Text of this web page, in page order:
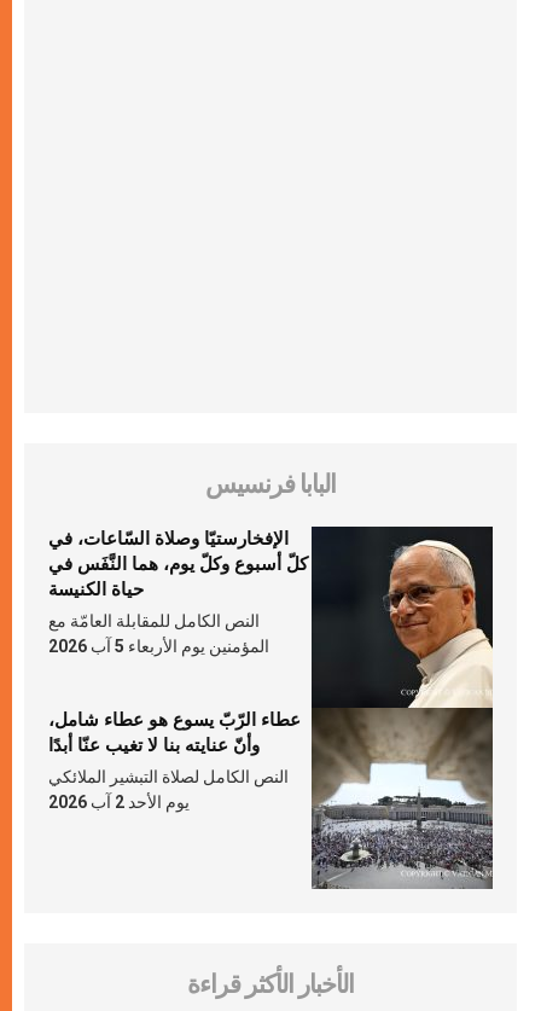
البابا فرنسيس
الإفخارستيّا وصلاة السّاعات، في
كلّ أسبوع وكلّ يوم، هما النَّفَس في
حياة الكنيسة
النص الكامل للمقابلة العامّة مع
المؤمنين يوم الأربعاء 5 آب 2026
عطاء الرّبّ يسوع هو عطاء شامل،
وأنّ عنايته بنا لا تغيب عنّا أبدًا
النص الكامل لصلاة التبشير الملائكي
يوم الأحد 2 آب 2026
الأخبار الأكثر قراءة